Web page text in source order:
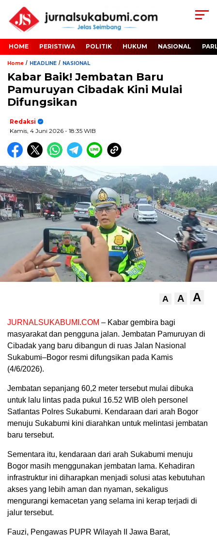
HOME PERISTIWA POLITIK HUKUM NASIONAL
Home / HEADLINE / NASIONAL
Kabar Baik! Jembatan Baru
Pamuruyan Cibadak Kini Mulai
Difungsikan
Redaksi
Kamis, 4 Juni 2026 - 18:35 WIB
A A A
JURNALSUKABUMI.COM – Kabar gembira bagi
masyarakat dan pengguna jalan. Jembatan Pamuruyan di
Cibadak yang baru dibangun di ruas Jalan Nasional
Sukabumi–Bogor resmi difungsikan pada Kamis
(4/6/2026).
Jembatan sepanjang 60,2 meter tersebut mulai dibuka
untuk lalu lintas pada pukul 16.52 WIB oleh personel
Satlantas Polres Sukabumi. Kendaraan dari arah Bogor
menuju Sukabumi kini diarahkan untuk melintasi jembatan
baru tersebut.
Sementara itu, kendaraan dari arah Sukabumi menuju
Bogor masih menggunakan jembatan lama. Kehadiran
infrastruktur ini diharapkan menjadi solusi atas kebutuhan
akses yang lebih aman dan nyaman, sekaligus
mengurangi kemacetan yang selama ini kerap terjadi di
jalur tersebut.
Fauzi, Pengawas PUPR Wilayah II Jawa Barat,